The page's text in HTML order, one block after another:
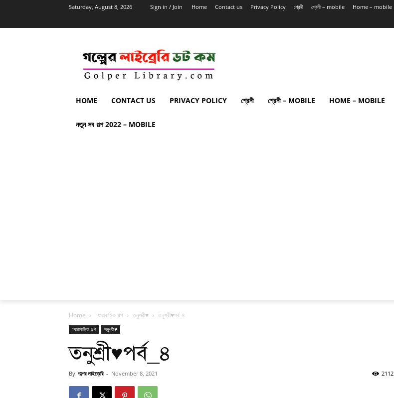
Saturday, August 8, 2026 Sign in / Join Home Contact us Privacy Policy শ্রেনী শ্রেনী – mobile Home – mobile
HOME CONTACT US PRIVACY POLICY শ্রেনী শ্রেনী – MOBILE HOME – MOBILE
নতুন সব গল্প 2022 – MOBILE
Home "ধারাবাহিক গল্প তনুশ্রী♥ তনুশ্রী♥পর্ব_৪
"ধারাবাহিক গল্প তনুশ্রী♥
তনুশ্রী♥পর্ব_৪
By গল্পের লাইব্রেরি - November 8, 2021 2112